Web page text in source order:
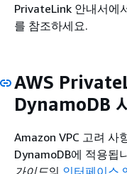
PrivateLink 안내서에
를 참조하세요.
AWS
DynamoDB
Amazon VPC 고려 사
DynamoDB에 적용됩
가이드의 인터페이스